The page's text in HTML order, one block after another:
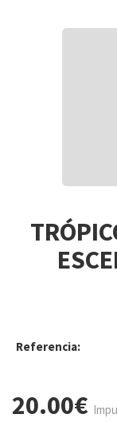
Referencia:
20.00€